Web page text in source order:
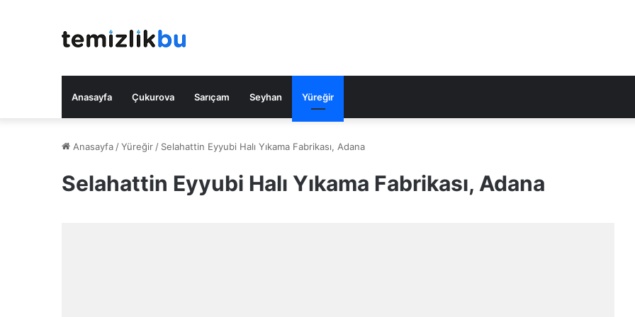
Anasayfa Çukurova Sarıçam Seyhan Yüreğir
Anasayfa /Yüreğir / Selahattin Eyyubi Halı Yıkama Fabrikası, Adana
Selahattin Eyyubi Halı Yıkama Fabrikası, Adana